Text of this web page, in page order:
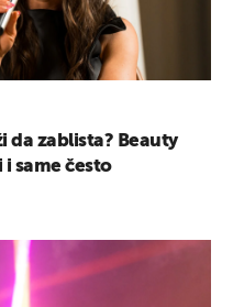
da zablista? Beauty
same često